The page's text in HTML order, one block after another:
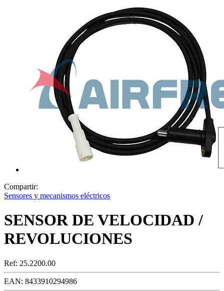
Compartir:
Sensores y mecanismos eléctricos
SENSOR DE VELOCIDAD /
REVOLUCIONES
Ref: 25.2200.00
EAN: 8433910294986